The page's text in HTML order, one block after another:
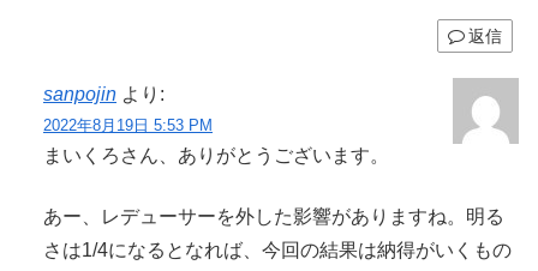
返信
sanpojin より:
2022年8月19日 5:53 PM
まいくろさん、ありがとうございます。
あー、レデューサーを外した影響がありますね。明る
さは1/4になるとなれば、今回の結果は納得がいくもの